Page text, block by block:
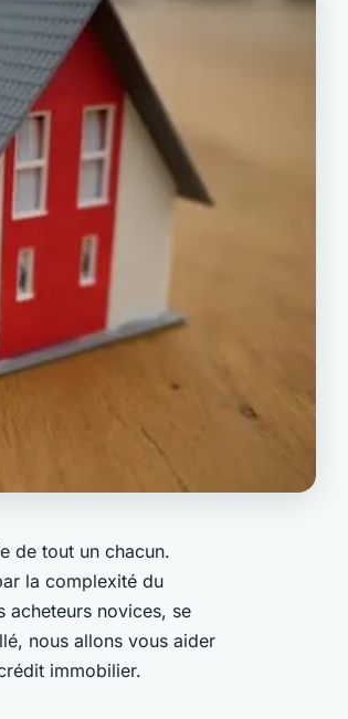
de tout un chacun.
la complexité du
acheteurs novices, se
nous allons vous aider
immobilier.